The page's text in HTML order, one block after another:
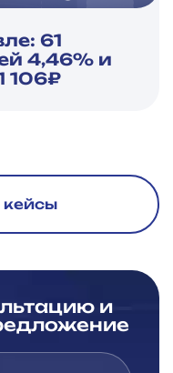
61
4,46% и
106₽
кейсы
и